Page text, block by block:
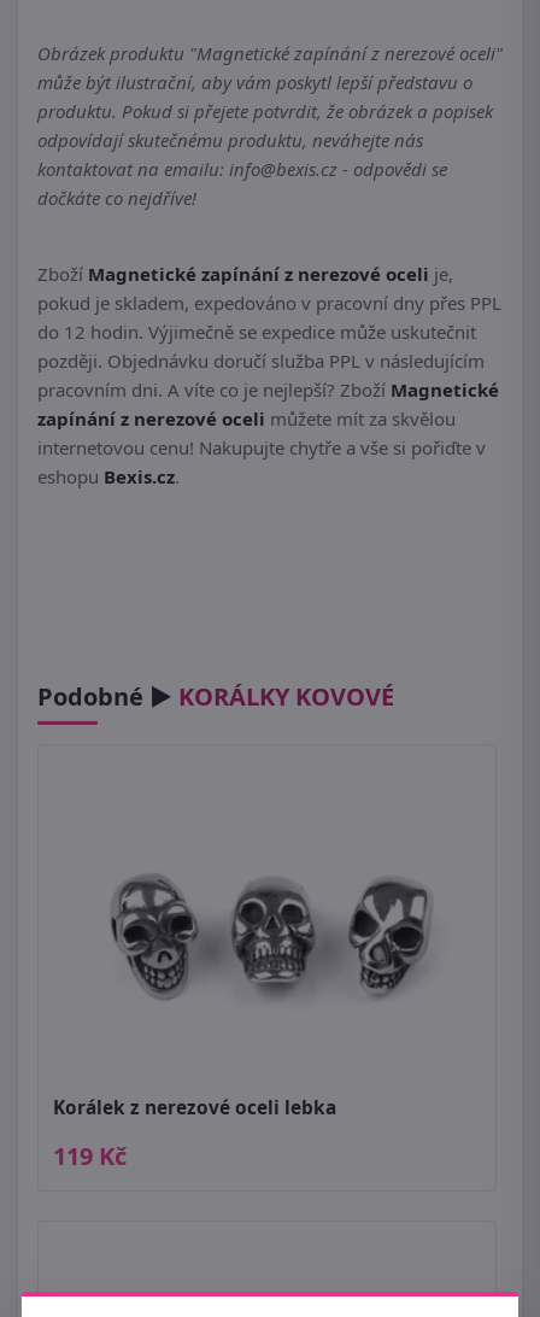
Obrázek produktu "Magnetické zapínání z nerezové oceli"
může být ilustrační, aby vám poskytl lepší představu o
produktu. Pokud si přejete potvrdit, že obrázek a popisek
odpovídají skutečnému produktu, neváhejte nás
kontaktovat na emailu: info@bexis.cz - odpovědi se
dočkáte co nejdříve!
Zboží Magnetické zapínání z nerezové oceli je,
pokud je skladem, expedováno v pracovní dny přes PPL
do 12 hodin. Výjimečně se expedice může uskutečnit
později. Objednávku doručí služba PPL v následujícím
pracovním dni. A víte co je nejlepší? Zboží Magnetické
zapínání z nerezové oceli můžete mít za skvělou
internetovou cenu! Nakupujte chytře a vše si pořiďte v
eshopu Bexis.cz.
Podobné ► KORÁLKY KOVOVÉ
Korálek z nerezové oceli lebka
119 Kč